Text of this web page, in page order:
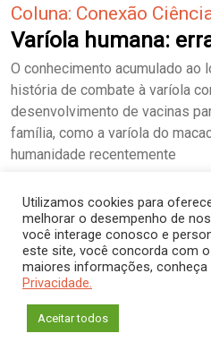
Coluna: Conexão
Varíola humana:
O conhecimento acumulado ao
história de combate à varíola
desenvolvimento de vacinas
família, como a varíola do
humanidade recentemente
Utilizamos cookies para
melhorar o desempenho de
você interage conosco e
este site, você concorda com
maiores informações, conheça
Privacidade.
Aceitar todos